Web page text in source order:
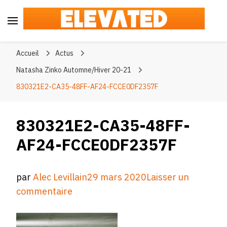
Accueil
Actus
Natasha Zinko Automne/Hiver 20-21
830321E2-CA35-48FF-AF24-FCCE0DF2357F
830321E2-CA35-48FF-
AF24-FCCE0DF2357F
parAlec Levillain29 mars 2020Laisser un
commentaire
CA35-